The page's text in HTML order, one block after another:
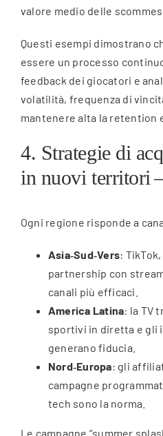
valore medio delle
Questi esempi dimostrano
essere un processo
feedback dei giocatori e
volatilità, frequenza di
mantenere alta la retention
4. Strategie di
in nuovi territori
Ogni regione risponde a
Asia‑Sud‑Vers:
partnership con
canali più efficaci.
America Latina: la TV
sportivi in diretta e gli
generano fiducia.
Nord‑Europa: gli
campagne
tech sono la norma.
Le campagne “summer